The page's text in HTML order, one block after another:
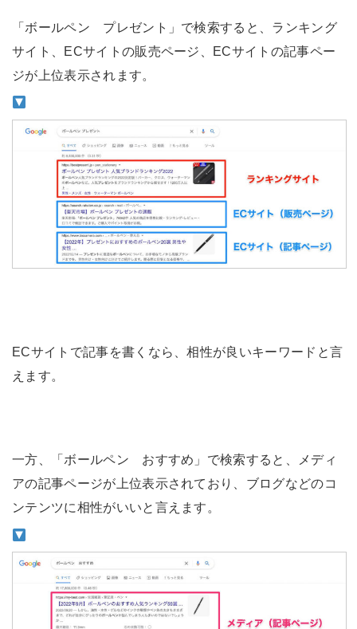
「ボールペン プレゼント」で検索すると、ランキング
サイト、ECサイトの販売ページ、ECサイトの記事ペー
ジが上位表示されます。
ECサイトで記事を書くなら、相性が良いキーワードと言
えます。
一方、「ボールペン おすすめ」で検索すると、メディ
アの記事ページが上位表示されており、ブログなどのコ
ンテンツに相性がいいと言えます。